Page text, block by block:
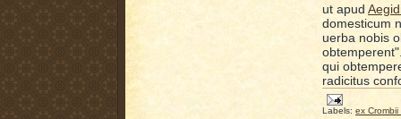
ut apud
domesticum
uerba nobis
qui
radicitus
Labels: ex Crombii